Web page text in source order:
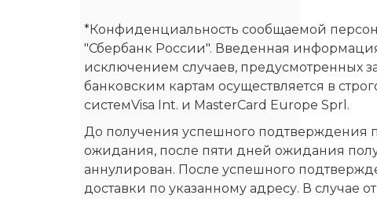
*Конфиденциальность сообщаемой
"Сбербанк России". Введенная
исключением случаев, предусмотренных
банковским картам осуществляется в
системVisa Int. и MasterCard Europe Sprl.
До получения успешного подтверждения
ожидания, после пяти дней ожидания
аннулирован. После успешного
доставки по указанному адресу. В случае